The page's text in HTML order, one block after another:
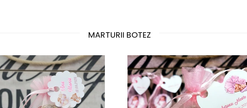
MARTURII BOTEZ